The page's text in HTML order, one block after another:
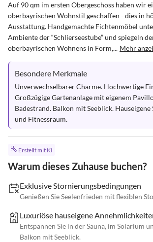
Auf 90 qm im ersten Obergeschoss haben wir
oberbayrischen Wohnstil geschaffen - dies in
Ausstattung. Handgemachte Fichtenmöbel
Ambiente der “Schlierseestube” und spiegeln
oberbayrischen Wohnens in Form,... Mehr
Besondere Merkmale
Unverwechselbarer Charme. Hochwertige
Großzügige Gartenanlage mit eigenem
Badestrand. Balkon mit Seeblick. Hauseigene
und Fitnessraum.
Erstellt mit KI
Warum dieses Zuhause buchen?
Exklusive Stornierungsbedingungen
Genießen Sie Seelenfrieden mit flexiblen
Luxuriöse hauseigene
Entspannen Sie in der Sauna, im Solarium
Balkon mit Seeblick.